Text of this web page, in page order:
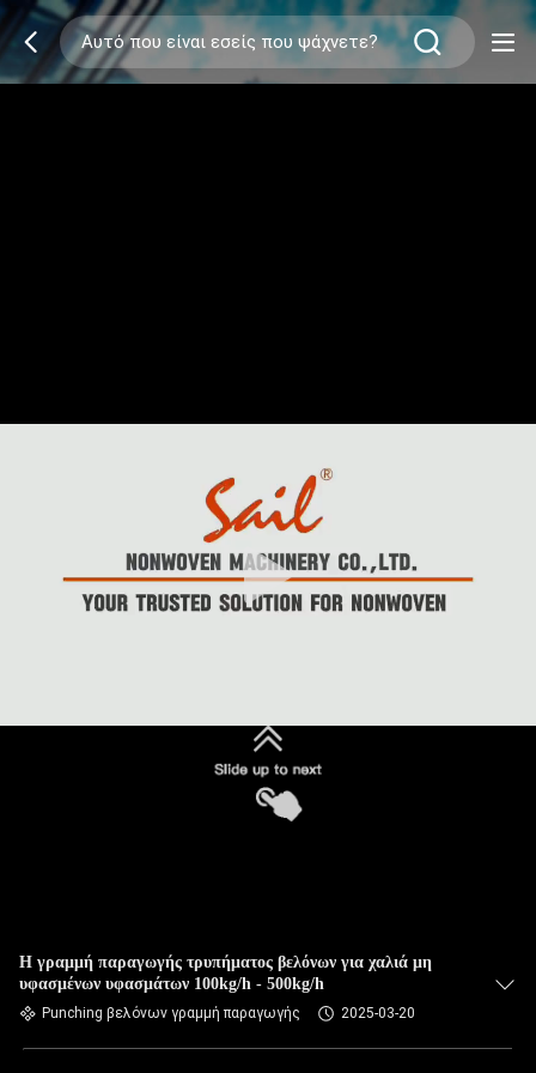
Η γραμμή παραγωγής τρυπήματος βελόνων για χαλιά μη
υφασμένων υφασμάτων 100kg/h - 500kg/h
Punching βελόνων γραμμή παραγωγής 2025-03-20